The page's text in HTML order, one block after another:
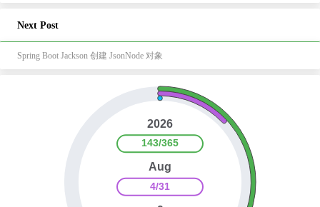
Next Post
Spring Boot Jackson 创建 JsonNode 对象